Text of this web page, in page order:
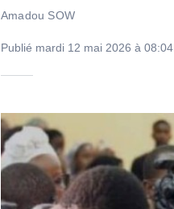
Amadou SOW
Publié mardi 12 mai 2026 à 08:04